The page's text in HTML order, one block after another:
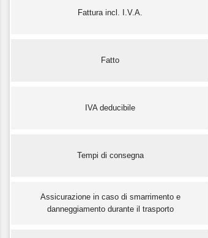
Fattura incl. I.V.A.
Fatto
IVA deducibile
Tempi di consegna
Assicurazione in caso di smarrimento e
danneggiamento durante il trasporto